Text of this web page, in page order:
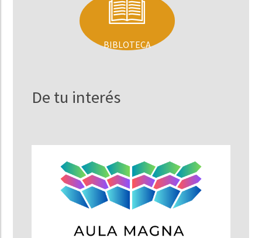
BIBLOTECA
De tu interés